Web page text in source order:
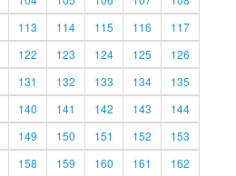
113 114 115 116
117
122 123 124 125
126
131 132 133 134
135
140 141 142 143
144
149 150 151 152
153
158 159 160 161
162